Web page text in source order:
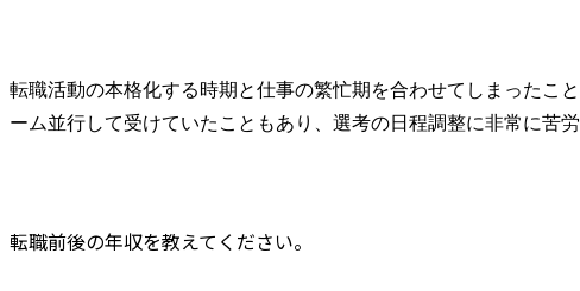
転職活動の本格化する時期と仕事の繁忙期を合わせてしまったこ
ーム並行して受けていたこともあり、選考の日程調整に非常に苦労
転職前後の年収を教えてください。